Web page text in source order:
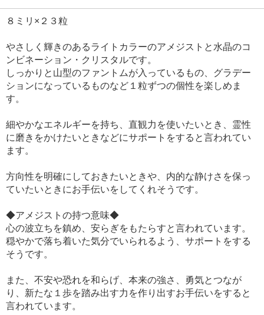
８ミリ×２３粒
やさしく輝きのあるライトカラーのアメジストと水晶のコ
ンビネーション・クリスタルです。
しっかりと山型のファントムが入っているもの、グラデー
ションになっているものなど１粒ずつの個性を楽しめま
す。
細やかなエネルギーを持ち、直観力を使いたいとき、霊性
に磨きをかけたいときなどにサポートをすると言われてい
ます。
方向性を明確にしておきたいときや、内的な静けさを保っ
ていたいときにお手伝いをしてくれそうです。
◆アメジストの持つ意味◆
心の波立ちを鎮め、安らぎをもたらすと言われています。
穏やかで落ち着いた気分でいられるよう、サポートをする
そうです。
また、不安や恐れを和らげ、本来の強さ、勇気とつなが
り、新たな１歩を踏み出す力を作り出すお手伝いをすると
言われています。